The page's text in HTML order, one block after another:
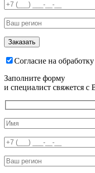
Согласие на
Заполните форму
и специалист свяжется с